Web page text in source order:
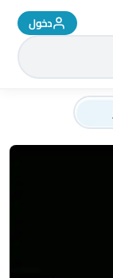
دخول